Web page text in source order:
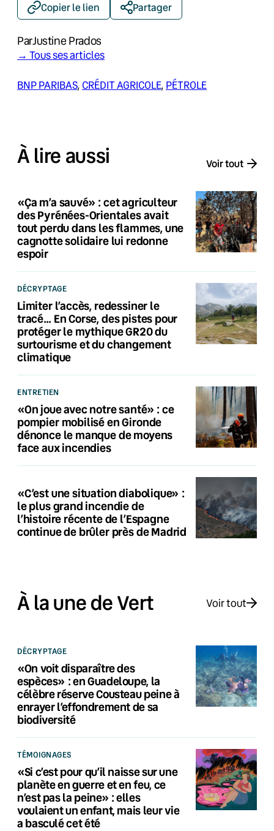
Copier le lien Partager
ParJustine Prados
→ Tous ses articles
BNP PARIBAS, CRÉDIT AGRICOLE, PÉTROLE
À lire aussi Voir tout
«Ça m’a sauvé» : cet agriculteur
des Pyrénées-Orientales avait
tout perdu dans les flammes, une
cagnotte solidaire lui redonne
espoir
DÉCRYPTAGE
Limiter l’accès, redessiner le
tracé… En Corse, des pistes pour
protéger le mythique GR20 du
surtourisme et du changement
climatique
ENTRETIEN
«On joue avec notre santé» : ce
pompier mobilisé en Gironde
dénonce le manque de moyens
face aux incendies
«C’est une situation diabolique» :
le plus grand incendie de
l’histoire récente de l’Espagne
continue de brûler près de Madrid
À la une de Vert Voir tout
DÉCRYPTAGE
«On voit disparaître des
espèces» : en Guadeloupe, la
célèbre réserve Cousteau peine à
enrayer l’effondrement de sa
biodiversité
TÉMOIGNAGES
«Si c’est pour qu’il naisse sur une
planète en guerre et en feu, ce
n’est pas la peine» : elles
voulaient un enfant, mais leur vie
a basculé cet été